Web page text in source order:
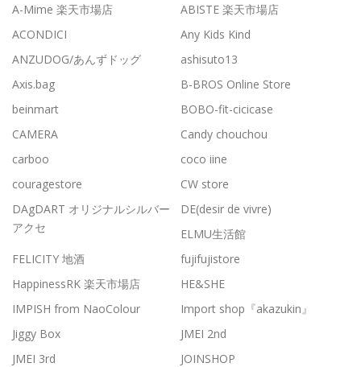
A-Mime 楽天市場店
ABISTE 楽天市場店
ACONDICI
Any Kids Kind
ANZUDOG/あんずドッグ
ashisuto13
Axis.bag
B-BROS Online Store
beinmart
BOBO-fit-cicicase
CAMERA
Candy chouchou
carboo
coco iine
couragestore
CW store
DAgDART オリジナルシルバー
アクセ
DE(desir de vivre)
ELMU生活館
FELICITY 地酒
fujifujistore
HappinessRK 楽天市場店
HE&SHE
IMPISH from NaoColour
Import shop『akazukin』
Jiggy Box
JMEI 2nd
JMEI 3rd
JOINSHOP